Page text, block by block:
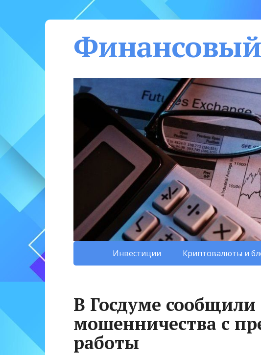
Инвестиции Криптовалюты и
В Госдуме сообщили
мошенничества с
работы